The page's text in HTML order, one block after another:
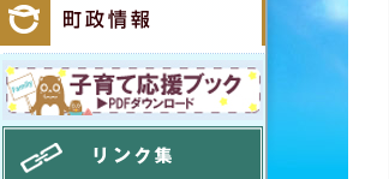
境町移住応援